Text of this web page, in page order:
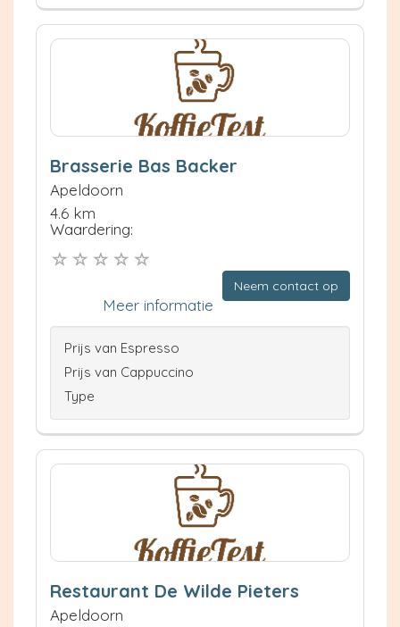
Brasserie Bas Backer
Apeldoorn
4.6 km
Waardering:
Neem contact op
Meer informatie
Prijs van Espresso
Prijs van Cappuccino
Type
Restaurant De Wilde Pieters
Apeldoorn